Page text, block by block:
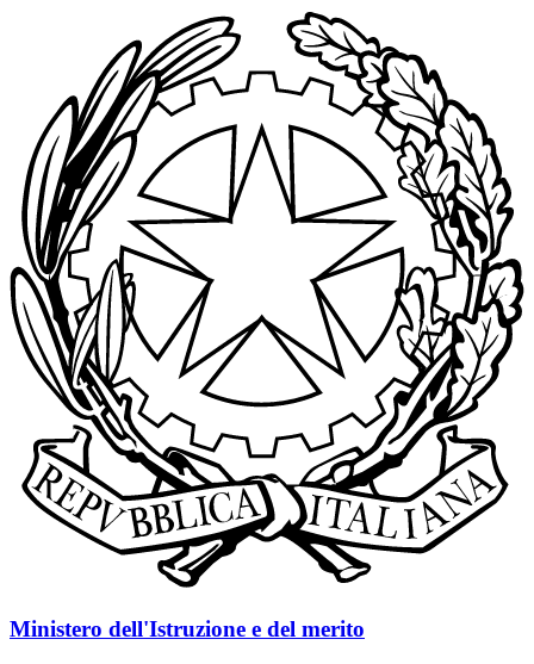
Ministero dell'Istruzione e del merito